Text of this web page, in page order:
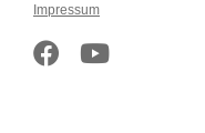
Impressum